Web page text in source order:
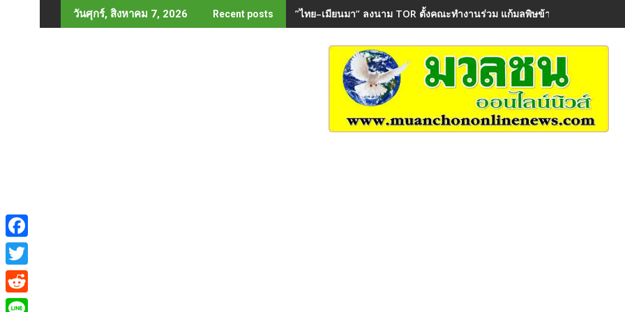
to
วันศุกร์, สิงหาคม 7, 2026 Recent posts ”ไทย–เมียนมา“ ลงนาม TOR ตั้งคณะทำงานร่วม แก้มลพิษข้ามพรมแดน คุ้มค
F
a
c
T
w
R